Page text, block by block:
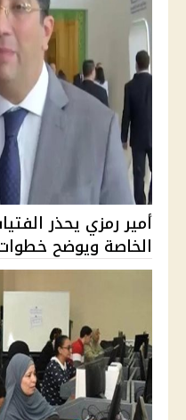
أمير رمزي يحذر
الخاصة ويوضح